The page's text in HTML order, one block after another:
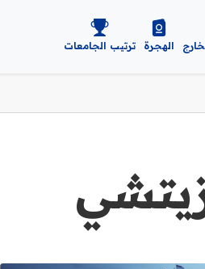
الهجرة ترتيب الجامعات